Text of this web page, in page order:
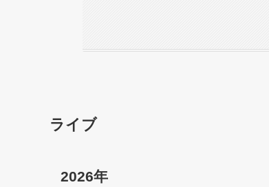
ライブ
2026年